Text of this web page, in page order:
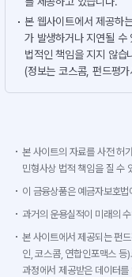
본 웹사이트에서 제공하
가 발생하거나 지연될 수
법적인 책임을 지지 않습
(정보는 코스콤, 펀드평
본 사이트의 자료를 사전 허
민형사상 법적 책임을 질 수
이 금융상품은 예금자보호
과거의 운용실적이 미래의
본 사이트에서 제공되는 펀
인, 코스콤, 연합인포맥스 등
과정에서 제공받은 데이터